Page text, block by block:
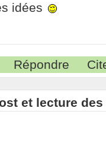
idées
Répondre
et lecture